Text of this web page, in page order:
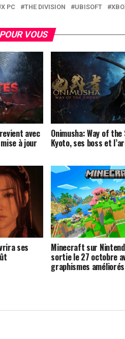
PC THE DIVISION UBISOFT
VOUS
avec
à jour
Onimusha: Way of
Kyoto, ses boss et
ses Minecraft sur
sortie le 27 octobre
graphismes améliorés